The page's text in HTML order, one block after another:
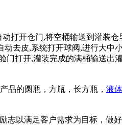
打开仓门,将空桶输送到灌装仓
去皮,系统打开球阀,进行大中
打开,灌装完成的满桶输送出
品的圆瓶，方瓶，长方瓶， 液
以满足客户需求为目标，做